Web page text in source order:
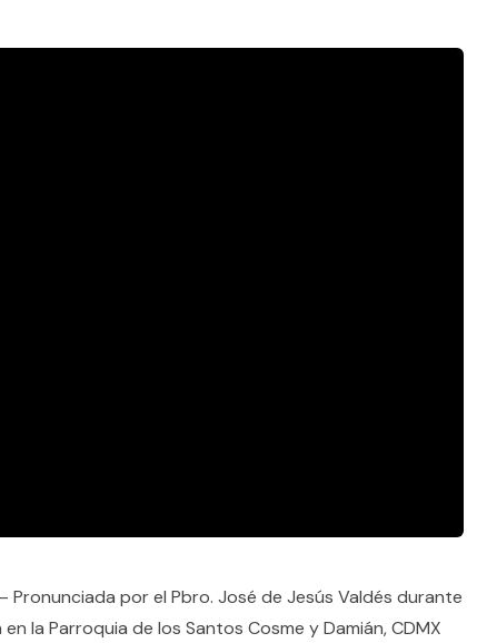
Pronunciada por el Pbro. José de Jesús Valdés durante
la Parroquia de los Santos Cosme y Damián, CDMX